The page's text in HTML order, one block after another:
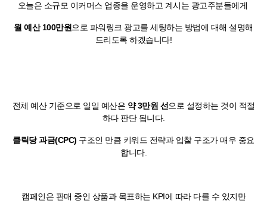
오늘은 소규모 이커머스 업종을 운영하고 계시는 광고주분들에게
월 예산 100만원 으로 파워링크 광고를 세팅하는 방법에 대해 설명해
드리도록 하겠습니다!
전체 예산 기준으로 일일 예산은 약 3만원 선 으로 설정하는 것이 적절
하다 판단 됩니다.
클릭당 과금(CPC) 구조인 만큼 키워드 전략과 입찰 구조가 매우 중요
합니다.
캠페인은 판매 중인 상품과 목표하는 KPI에 따라 다를 수 있지만